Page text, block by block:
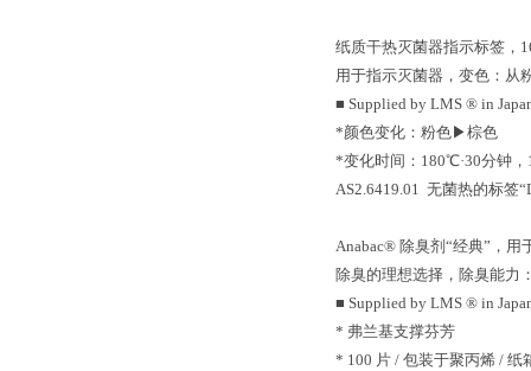
纸质干热灭菌器指示标签
用于指示灭菌器，变色：从
■ Supplied by LMS ® in
*颜色变化：粉色▶棕色
*变化时间：180℃·30分钟
AS2.6419.01 无菌热的标签
Anabac® 除臭剂“经典”，用
除臭的理想选择，除臭能力
■ Supplied by LMS ® in
* 弗兰基支撑芬芳
* 100 片 / 包装于聚丙烯 / 纸